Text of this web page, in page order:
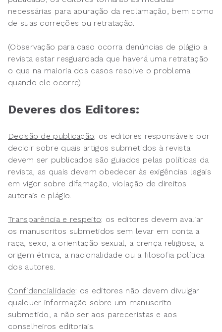
necessárias para apuração da reclamação, bem como
de suas correções ou retratação.
(Observação para caso ocorra denúncias de plágio a
revista estar resguardada que haverá uma retratação
o que na maioria dos casos resolve o problema
quando ele ocorre)
Deveres dos Editores:
Decisão de publicação: os editores responsáveis por
decidir sobre quais artigos submetidos à revista
devem ser publicados são guiados pelas políticas da
revista, as quais devem obedecer às exigências legais
em vigor sobre difamação, violação de direitos
autorais e plágio.
Transparência e respeito: os editores devem avaliar
os manuscritos submetidos sem levar em conta a
raça, sexo, a orientação sexual, a crença religiosa, a
origem étnica, a nacionalidade ou a filosofia política
dos autores.
Confidencialidade: os editores não devem divulgar
qualquer informação sobre um manuscrito
submetido, a não ser aos pareceristas e aos
conselheiros editoriais.